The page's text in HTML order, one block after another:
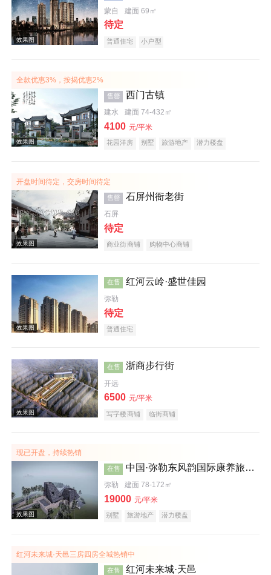
效果图
效果图
蒙自 建面 69㎡
待定
普通住宅 小户型
全款优惠3%，按揭优惠2%
效果图
售罄 西门古镇
建水 建面 74-432㎡
4100 元/平米
花园洋房 别墅 旅游地产
潜力楼盘
开盘时间待定，交房时间待定
效果图
售罄 石屏州衙老街
石屏
待定
商业街商铺 购物中心商铺
在售 红河云岭·盛世佳园
弥勒
待定
普通住宅
在售 浙商步行街
开远
6500 元/平米
写字楼商铺 临街商铺
现已开盘，持续热销
在售 中国·弥勒东风韵国际康养旅游度假区沐心谷
弥勒 建面 78-172㎡
19000 元/平米
别墅 旅游地产 潜力楼盘
红河未来城·天邑三房四房全城热销中
在售 红河未来城·天邑